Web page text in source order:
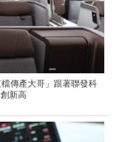
傳產大哥」跟著聯發科
新高